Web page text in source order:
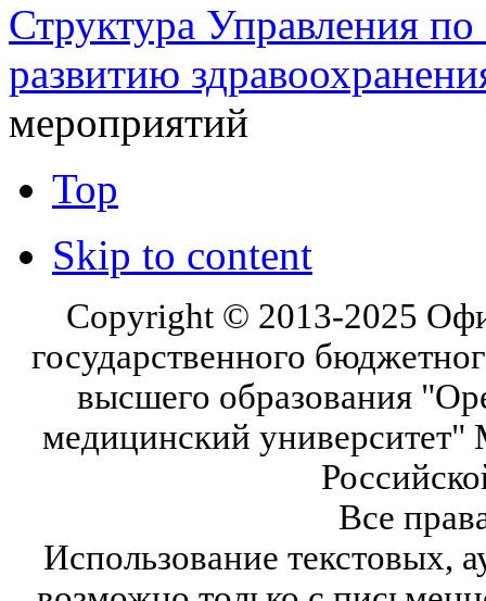
Структура Управления
развитию
мероприятий
Top
Skip to content
Copyright © 2013-2025
государственного
высшего образования
медицинский университет"
Все
Использование текстовых,